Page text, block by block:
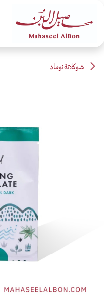
شوكلاتة نوماد